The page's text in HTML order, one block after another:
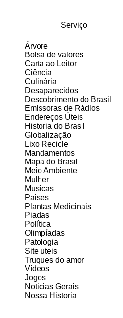
Serviço
Árvore
Bolsa de valores
Carta ao Leitor
Ciência
Culinária
Desaparecidos
Descobrimento do Brasil
Emissoras de Rádios
Endereços Úteis
Historia do Brasil
Globalização
Lixo Recicle
Mandamentos
Mapa do Brasil
Meio Ambiente
Mulher
Musicas
Paises
Plantas Medicinais
Piadas
Política
Olimpíadas
Patologia
Site uteis
Truques do amor
Vídeos
Jogos
Noticias Gerais
Nossa Historia